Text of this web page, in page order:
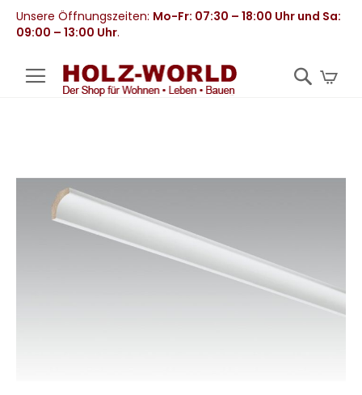
Unsere Öffnungszeiten: Mo-Fr: 07:30 – 18:00 Uhr und Sa:
09:00 – 13:00 Uhr.
springen